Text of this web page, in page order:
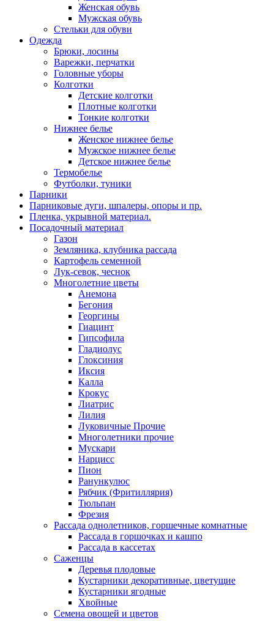
Женская обувь
Мужская обувь
Стельки для обуви
Одежда
Брюки, лосины
Варежки, перчатки
Головные уборы
Колготки
Детские колготки
Плотные колготки
Тонкие колготки
Нижнее белье
Женское нижнее белье
Мужское нижнее белье
Детское нижнее белье
Термобелье
Футболки, туники
Парники
Парниковые дуги, шпалеры, опоры и пр.
Пленка, укрывной материал.
Посадочный материал
Газон
Земляника, клубника рассада
Картофель семенной
Лук-севок, чеснок
Многолетние цветы
Анемона
Бегония
Георгины
Гиацинт
Гипсофила
Гладиолус
Глоксиния
Иксия
Калла
Крокус
Лиатрис
Лилия
Луковичные Прочие
Многолетники прочие
Мускари
Нарцисс
Пион
Ранункулюс
Рябчик (Фритиллярия)
Тюльпан
Фрезия
Рассада однолетников, горшечные комнатные
Рассада в горшочках и кашпо
Рассада в кассетах
Саженцы
Деревья плодовые
Кустарники декоративные, цветущие
Кустарники ягодные
Хвойные
Семена овощей и цветов